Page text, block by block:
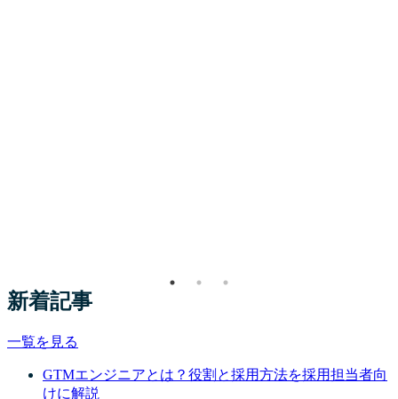
新着記事
一覧を見る
GTMエンジニアとは？役割と採用方法を採用担当者向
けに解説